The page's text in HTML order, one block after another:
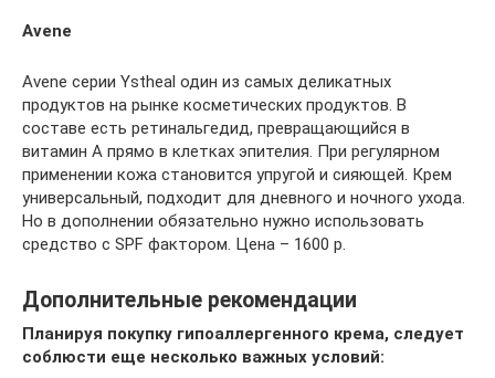
Avene
Avene серии Ystheal один из самых деликатных
продуктов на рынке косметических продуктов. В
составе есть ретинальгедид, превращающийся в
витамин А прямо в клетках эпителия. При регулярном
применении кожа становится упругой и сияющей. Крем
универсальный, подходит для дневного и ночного ухода.
Но в дополнении обязательно нужно использовать
средство с SPF фактором. Цена – 1600 р.
Дополнительные рекомендации
Планируя покупку гипоаллергенного крема, следует
соблюсти еще несколько важных условий: